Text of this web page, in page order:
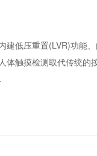
建低压重置(LVR)功能
体触摸检测取代传统的